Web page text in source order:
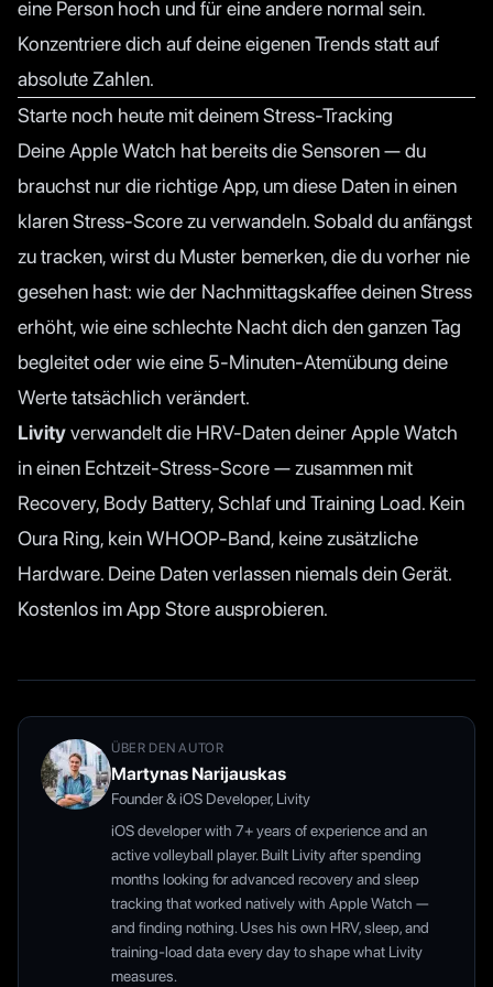
eine Person hoch und für eine andere normal sein.
Konzentriere dich auf deine eigenen Trends statt auf
absolute Zahlen.
Starte noch heute mit deinem Stress-Tracking
Deine Apple Watch hat bereits die Sensoren — du
brauchst nur die richtige App, um diese Daten in einen
klaren Stress-Score zu verwandeln. Sobald du anfängst
zu tracken, wirst du Muster bemerken, die du vorher nie
gesehen hast: wie der Nachmittagskaffee deinen Stress
erhöht, wie eine schlechte Nacht dich den ganzen Tag
begleitet oder wie eine 5-Minuten-Atemübung deine
Werte tatsächlich verändert.
Livityverwandelt die HRV-Daten deiner Apple Watch
in einen Echtzeit-Stress-Score — zusammen mit
Recovery, Body Battery, Schlaf und Training Load. Kein
Oura Ring, kein WHOOP-Band, keine zusätzliche
Hardware. Deine Daten verlassen niemals dein Gerät.
Kostenlos im App Store ausprobieren.
ÜBER DEN AUTOR
Martynas Narijauskas
Founder & iOS Developer, Livity
iOS developer with 7+ years of experience and an
active volleyball player. Built Livity after spending
months looking for advanced recovery and sleep
tracking that worked natively with Apple Watch —
and finding nothing. Uses his own HRV, sleep, and
training-load data every day to shape what Livity
measures.